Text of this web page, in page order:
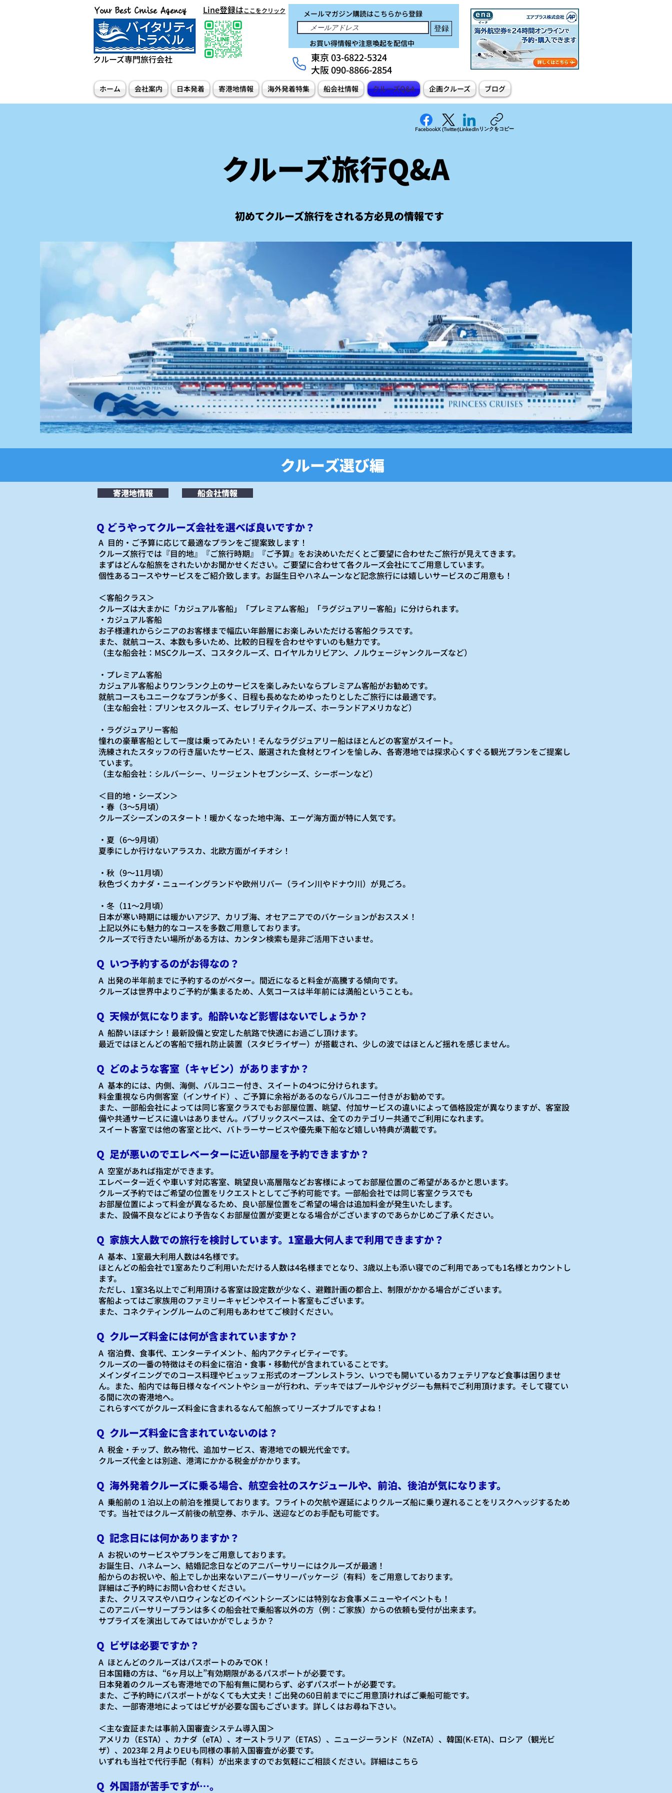
Your Best Cruise Agency
クルーズ専門旅行会社
Line登録はここをクリック メールマガジン購読はこちらから登録
登録
お買い得情報や注意喚起を配信中
東京 03-6822-5324
大阪 090-8866-2854
ホーム 会社案内 日本発着 寄港地情報 海外発着特集 船会社情報 クルーズQ&A 企画クルーズ ブログ
FacebookX (Twitter)LinkedInリンクをコピー
​クルーズ旅行Q&A
初めてクルーズ旅行をされる方必見の情報です
クルーズ選び編
寄港地情報 船会社情報
Q どうやってクルーズ会社を選べば良いですか？
A 目的・ご予算に応じて最適なプランをご提案致します！
クルーズ旅行では『目的地』『ご旅行時期』『ご予算』をお決めいただくとご要望に合わせたご旅行が見えてきます。
まずはどんな船旅をされたいかお聞かせください。ご要望に合わせて各クルーズ会社にてご用意しています。
個性あるコースやサービスをご紹介致します。お誕生日やハネムーンなど記念旅行には嬉しいサービスのご用意も！
＜客船クラス＞
クルーズは大まかに「カジュアル客船」「プレミアム客船」「ラグジュアリー客船」に分けられます。
・カジュアル客船
お子様連れからシニアのお客様まで幅広い年齢層にお楽しみいただける客船クラスです。
また、就航コース、本数も多いため、比較的日程を合わせやすいのも魅力です。
（主な船会社：MSCクルーズ、コスタクルーズ、ロイヤルカリビアン、ノルウェージャンクルーズなど）
・プレミアム客船
カジュアル客船よりワンランク上のサービスを楽しみたいならプレミアム客船がお勧めです。
就航コースもユニークなプランが多く、日程も長めなためゆったりとしたご旅行には最適です。
（主な船会社：プリンセスクルーズ、セレブリティクルーズ、ホーランドアメリカなど）
・ラグジュアリー客船
憧れの豪華客船として一度は乗ってみたい！そんなラグジュアリー船はほとんどの客室がスイート。
洗練されたスタッフの行き届いたサービス、厳選された食材とワインを愉しみ、各寄港地では探求心くすぐる観光プランをご提案し
ています。
（主な船会社：シルバーシー、リージェントセブンシーズ、シーボーンなど）
＜目的地・シーズン＞
・春（3～5月頃）
クルーズシーズンのスタート！暖かくなった地中海、エーゲ海方面が特に人気です。
・夏（6～9月頃）
夏季にしか行けないアラスカ、北欧方面がイチオシ！
・秋（9～11月頃）
秋色づくカナダ・ニューイングランドや欧州リバー（ライン川やドナウ川）が見ごろ。
・冬（11～2月頃）
日本が寒い時期には暖かいアジア、カリブ海、オセアニアでのバケーションがおススメ！
上記以外にも魅力的なコースを多数ご用意しております。
クルーズで行きたい場所がある方は、カンタン検索も是非ご活用下さいませ。
Q いつ予約するのがお得なの？
A 出発の半年前までに予約するのがベター。間近になると料金が高騰する傾向です。
クルーズは世界中よりご予約が集まるため、人気コースは半年前には満船ということも。
Q 天候が気になります。船酔いなど影響はないでしょうか？
A 船酔いほぼナシ！最新設備と安定した航路で快適にお過ごし頂けます。
最近ではほとんどの客船で揺れ防止装置（スタビライザー）が搭載され、少しの波ではほとんど揺れを感じません。
Q どのような客室（キャビン）がありますか？
​A 基本的には、内側、海側、バルコニー付き、スイートの4つに分けられます。
料金重視なら内側客室（インサイド）、ご予算に余裕があるのならバルコニー付きがお勧めです。
また、一部船会社によっては同じ客室クラスでもお部屋位置、眺望、付加サービスの違いによって価格設定が異なりますが、客室設
備や共通サービスに違いはありません。パブリックスペースは、全てのカテゴリー共通でご利用になれます。
スイート客室では他の客室と比べ、バトラーサービスや優先乗下船など嬉しい特典が満載です。
Q 足が悪いのでエレベーターに近い部屋を予約できますか？
A 空室があれば指定ができます。
エレベーター近くや車いす対応客室、眺望良い高層階などお客様によってお部屋位置のご希望があるかと思います。
クルーズ予約ではご希望の位置をリクエストとしてご予約可能です。一部船会社では同じ客室クラスでも
お部屋位置によって料金が異なるため、良い部屋位置をご希望の場合は追加料金が発生いたします。
また、設備不良などにより予告なくお部屋位置が変更となる場合がございますのであらかじめご了承ください。
Q 家族大人数での旅行を検討しています。1室最大何人まで利用できますか？
A 基本、1室最大利用人数は4名様です。
ほとんどの船会社で1室あたりご利用いただける人数は4名様までとなり、3歳以上も添い寝でのご利用であっても1名様とカウントし
ます。
ただし、1室3名以上でご利用頂ける客室は設定数が少なく、避難計画の都合上、制限がかかる場合がございます。
客船よってはご家族用のファミリーキャビンやスイート客室もございます。
また、コネクティングルームのご利用もあわせてご検討ください。
Q クルーズ料金には何が含まれていますか？
A 宿泊費、食事代、エンターテイメント、船内アクティビティーです。
クルーズの一番の特徴はその料金に宿泊・食事・移動代が含まれていることです。
メインダイニングでのコース料理やビュッフェ形式のオープンレストラン、いつでも開いているカフェテリアなど食事は困りませ
ん。また、船内では毎日様々なイベントやショーが行われ、デッキではプールやジャグジーも無料でご利用頂けます。そして寝てい
る間に次の寄港地へ。
これらすべてがクルーズ料金に含まれるなんて船旅ってリーズナブルですよね！
Q クルーズ料金に含まれていないのは？
​A 税金・チップ、飲み物代、追加サービス、寄港地での観光代金です。
クルーズ代金とは別途、港湾にかかる税金がかかります。
Q 海外発着クルーズに乗る場合、航空会社のスケジュールや、前泊、後泊が気になります。
A 乗船前の１泊以上の前泊を推奨しております。フライトの欠航や遅延によりクルーズ船に乗り遅れることをリスクヘッジするため
です。当社ではクルーズ前後の航空券、ホテル、送迎などのお手配も可能です。
Q 記念日には何かありますか？
A お祝いのサービスやプランをご用意しております。
お誕生日、ハネムーン、結婚記念日などのアニバーサリーにはクルーズが最適！
船からのお祝いや、船上でしか出来ないアニバーサリーパッケージ（有料）をご用意しております。
詳細はご予約時にお問い合わせください。
また、クリスマスやハロウィンなどのイベントシーズンには特別なお食事メニューやイベントも！
このアニバーサリープランは多くの船会社で乗船客以外の方（例：ご家族）からの依頼も受付が出来ます。
サプライズを演出してみてはいかがでしょうか？
Q ビザは必要ですか？
A ほとんどのクルーズはパスポートのみでOK！
日本国籍の方は、“6ヶ月以上”有効期限があるパスポートが必要です。
日本発着のクルーズも寄港地での下船有無に関わらず、必ずパスポートが必要です。
また、ご予約時にパスポートがなくても大丈夫！ご出発の60日前までにご用意頂ければご乗船可能です。
また、一部寄港地によってはビザが必要な国もございます。詳しくはお尋ね下さい。
＜主な査証または事前入国審査システム導入国＞
アメリカ（ESTA）、カナダ（eTA）、オーストラリア（ETAS）、ニュージーランド（NZeTA）、韓国(K-ETA)、ロシア（観光ビ
ザ）、2023年２月よりEUも同様の事前入国審査が必要です。
いずれも当社で代行手配（有料）が出来ますのでお気軽にご相談ください。 詳細はこちら
Q 外国語が苦手ですが…。